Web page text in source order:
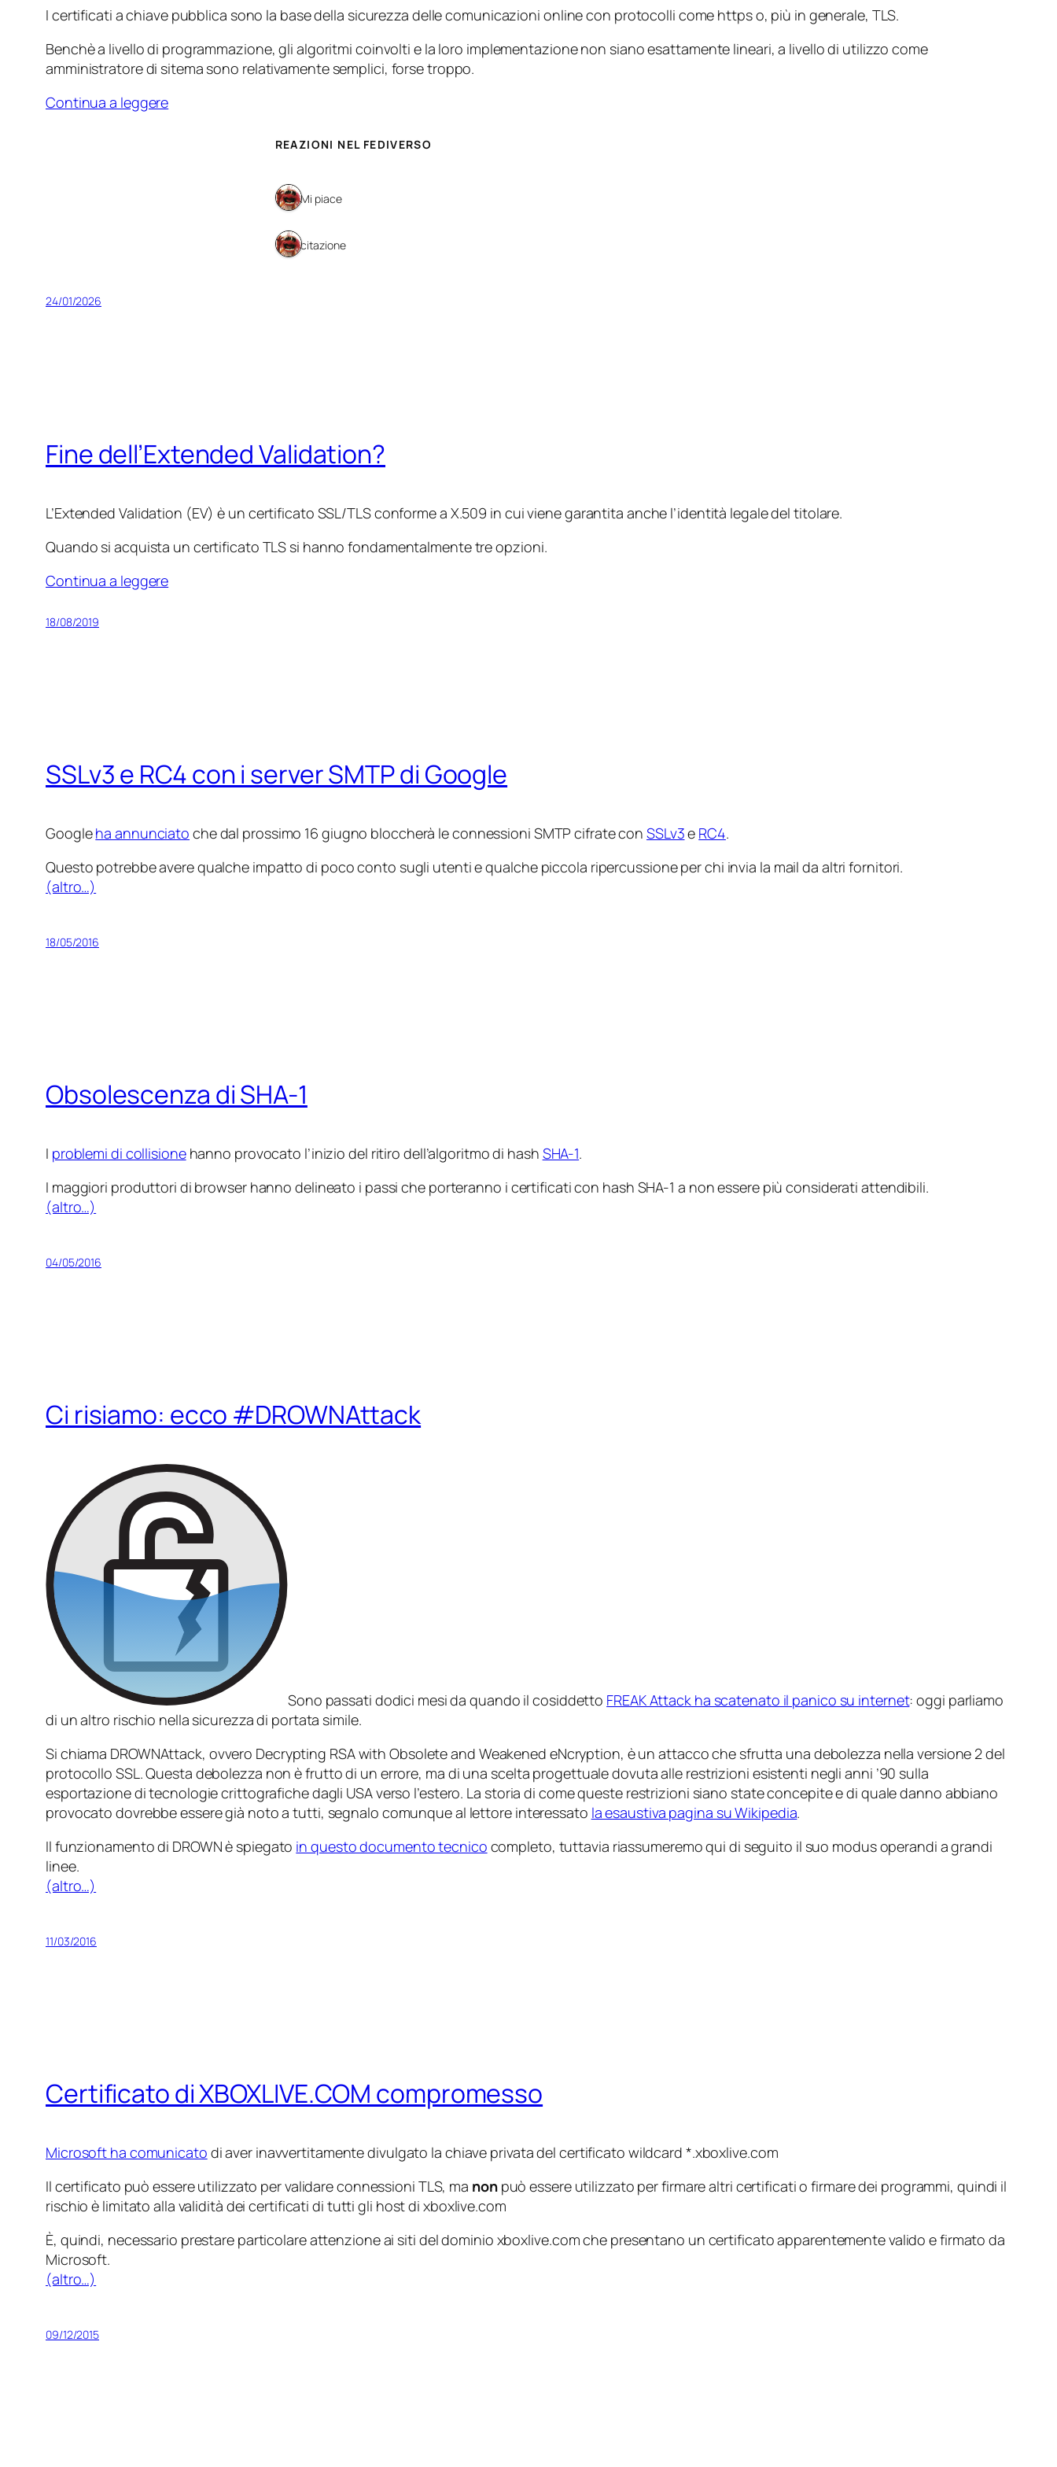
I certificati a chiave pubblica sono la base della sicurezza delle comunicazioni online con protocolli come https o, più in generale, TLS.
Benchè a livello di programmazione, gli algoritmi coinvolti e la loro implementazione non siano esattamente lineari, a livello di utilizzo come
amministratore di sitema sono relativamente semplici, forse troppo.
Continua a leggere
REAZIONI NEL FEDIVERSO
1 Mi piace
1 citazione
24/01/2026
Fine dell’Extended Validation?
L’Extended Validation (EV) è un certificato SSL/TLS conforme a X.509 in cui viene garantita anche l’identità legale del titolare.
Quando si acquista un certificato TLS si hanno fondamentalmente tre opzioni.
Continua a leggere
18/08/2019
SSLv3 e RC4 con i server SMTP di Google
Googleha annunciato che dal prossimo 16 giugno bloccherà le connessioni SMTP cifrate conSSLv3e RC4.
Questo potrebbe avere qualche impatto di poco conto sugli utenti e qualche piccola ripercussione per chi invia la mail da altri fornitori.
(altro…)
18/05/2016
Obsolescenza di SHA-1
I problemi di collisionehanno provocato l’inizio del ritiro dell’algoritmo di hash SHA-1.
I maggiori produttori di browser hanno delineato i passi che porteranno i certificati con hash SHA-1 a non essere più considerati attendibili.
(altro…)
04/05/2016
Ci risiamo: ecco #DROWNAttack
Sono passati dodici mesi da quando il cosiddetto FREAK Attackha scatenato il panico su internet: oggi parliamo
di un altro rischio nella sicurezza di portata simile.
Si chiama DROWNAttack, ovvero Decrypting RSA with Obsolete and Weakened eNcryption, è un attacco che sfrutta una debolezza nella versione 2 del
protocollo SSL. Questa debolezza non è frutto di un errore, ma di una scelta progettuale dovuta alle restrizioni esistenti negli anni ’90 sulla
esportazione di tecnologie crittografiche dagli USA verso l’estero. La storia di come queste restrizioni siano state concepite e di quale danno abbiano
provocato dovrebbe essere già noto a tutti, segnalo comunque al lettore interessato la esaustiva pagina su Wikipedia.
Il funzionamento di DROWN è spiegato in questo documento tecnico completo, tuttavia riassumeremo qui di seguito il suo modus operandi a grandi
linee.
(altro…)
11/03/2016
Certificato di XBOXLIVE.COM compromesso
Microsoft ha comunicato di aver inavvertitamente divulgato la chiave privata del certificato wildcard *.xboxlive.com
Il certificato può essere utilizzato per validare connessioni TLS, ma nonpuò essere utilizzato per firmare altri certificati o firmare dei programmi, quindi il
rischio è limitato alla validità dei certificati di tutti gli host di xboxlive.com
È, quindi, necessario prestare particolare attenzione ai siti del dominio xboxlive.com che presentano un certificato apparentemente valido e firmato da
Microsoft.
(altro…)
09/12/2015